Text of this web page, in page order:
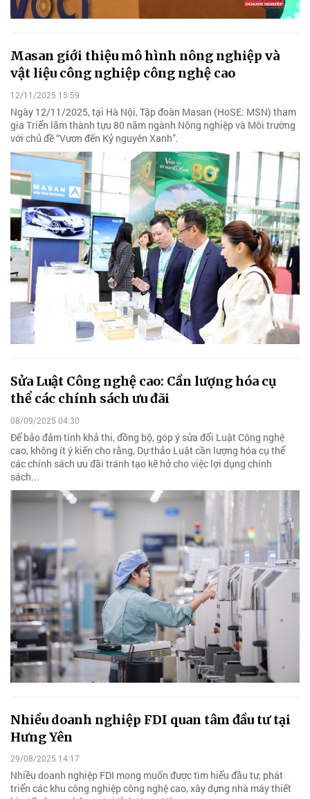
Masan giới thiệu mô hình nông nghiệp và
vật liệu công nghiệp công nghệ cao
12/11/2025 15:59
Ngày 12/11/2025, tại Hà Nội, Tập đoàn Masan (HoSE: MSN) tham
gia Triển lãm thành tựu 80 năm ngành Nông nghiệp và Môi trường
với chủ đề “Vươn đến Kỷ nguyên Xanh”.
Sửa Luật Công nghệ cao: Cần lượng hóa cụ
thể các chính sách ưu đãi
08/09/2025 04:30
Để bảo đảm tính khả thi, đồng bộ, góp ý sửa đổi Luật Công nghệ
cao, không ít ý kiến cho rằng, Dự thảo Luật cần lượng hóa cụ thể
các chính sách ưu đãi tránh tạo kẽ hở cho việc lợi dụng chính
sách...
Nhiều doanh nghiệp FDI quan tâm đầu tư tại
Hưng Yên
29/08/2025 14:17
Nhiều doanh nghiệp FDI mong muốn được tìm hiểu đầu tư, phát
triển các khu công nghiệp công nghệ cao, xây dựng nhà máy thiết